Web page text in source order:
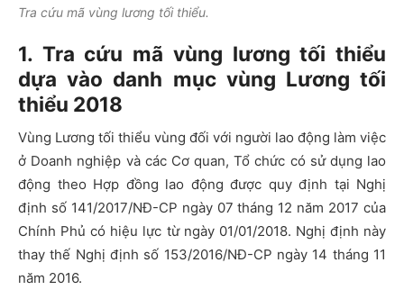
Tra cứu mã vùng lương tối thiểu.
1. Tra cứu mã vùng lương tối thiểu
dựa vào danh mục vùng Lương tối
thiểu 2018
Vùng Lương tối thiểu vùng đối với người lao động làm việc
ở Doanh nghiệp và các Cơ quan, Tổ chức có sử dụng lao
động theo Hợp đồng lao động được quy định tại Nghị
định số 141/2017/NĐ-CP ngày 07 tháng 12 năm 2017 của
Chính Phủ có hiệu lực từ ngày 01/01/2018. Nghị định này
thay thế Nghị định số 153/2016/NĐ-CP ngày 14 tháng 11
năm 2016.